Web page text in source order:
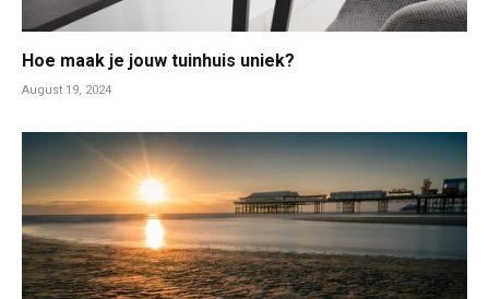
Hoe maak je jouw tuinhuis uniek?
August 19, 2024